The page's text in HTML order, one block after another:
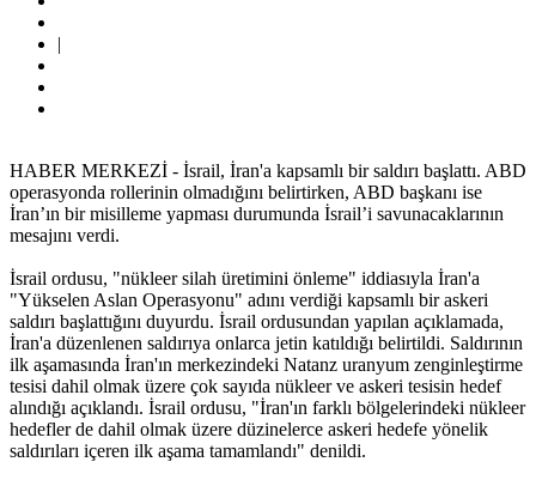
|
HABER MERKEZİ - İsrail, İran'a kapsamlı bir saldırı başlattı. ABD
operasyonda rollerinin olmadığını belirtirken, ABD başkanı ise
İran’ın bir misilleme yapması durumunda İsrail’i savunacaklarının
mesajını verdi.
İsrail ordusu, "nükleer silah üretimini önleme" iddiasıyla İran'a
"Yükselen Aslan Operasyonu" adını verdiği kapsamlı bir askeri
saldırı başlattığını duyurdu. İsrail ordusundan yapılan açıklamada,
İran'a düzenlenen saldırıya onlarca jetin katıldığı belirtildi. Saldırının
ilk aşamasında İran'ın merkezindeki Natanz uranyum zenginleştirme
tesisi dahil olmak üzere çok sayıda nükleer ve askeri tesisin hedef
alındığı açıklandı. İsrail ordusu, "İran'ın farklı bölgelerindeki nükleer
hedefler de dahil olmak üzere düzinelerce askeri hedefe yönelik
saldırıları içeren ilk aşama tamamlandı" denildi.